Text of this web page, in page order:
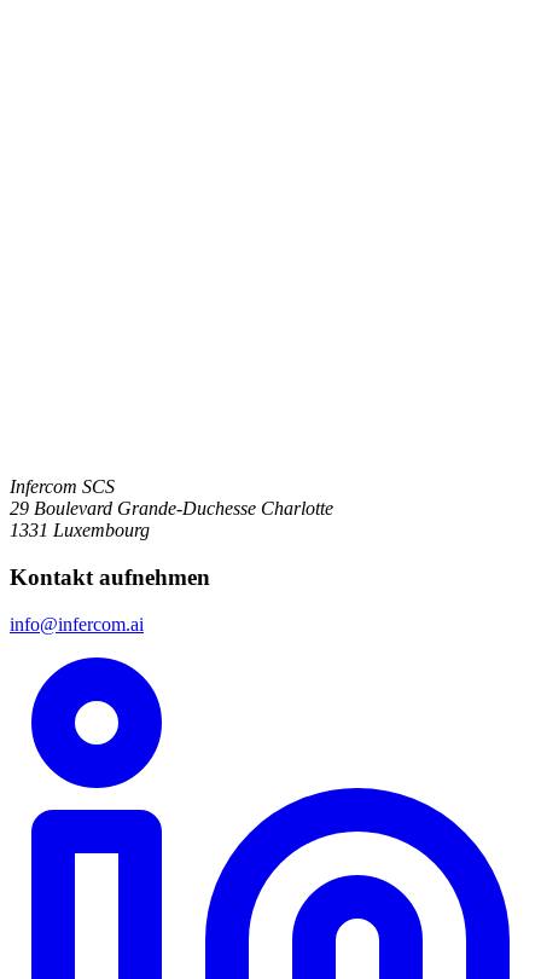
Infercom SCS
29 Boulevard Grande-Duchesse Charlotte
1331 Luxembourg
Kontakt aufnehmen
info@infercom.ai